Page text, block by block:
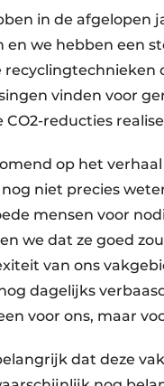
in de afgelopen
en we hebben een
recyclingtechnieken
vinden voor
CO2-reducties
op het
niet precies
mensen voor
we dat ze goed
van ons
dagelijks
voor ons, maar
dat deze